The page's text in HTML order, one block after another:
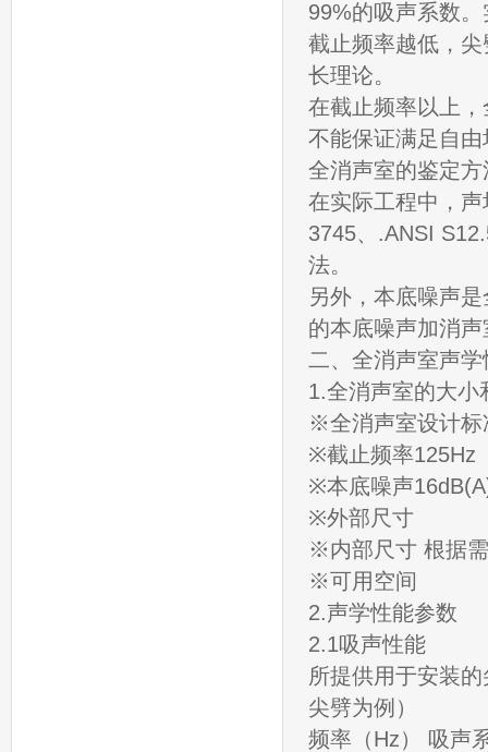
99%的吸声系数
截止频率越低，
长理论。
在截止频率以上
不能保证满足自
全消声室的鉴定方
在实际工程中，
3745、.ANSI
法。
另外，本底噪声
的本底噪声加消
二、全消声室声
1.全消声室的大小
※全消声室设计标
※截止频率125Hz
※本底噪声
※外部尺寸
※内部尺寸 根据
※可用空间
2.声学性能参数
2.1吸声性能
所提供用于安装
尖劈为例）
频率（Hz） 吸声